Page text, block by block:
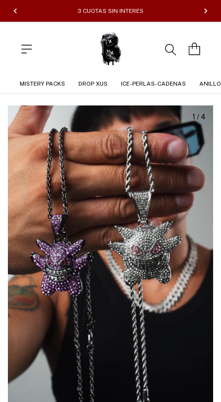
3 CUOTAS SIN INTERES
MISTERY PACKS DROP XUS ICE-PERLAS-CADENAS
1 / 4